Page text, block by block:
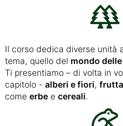
Il corso dedica diverse unità
tema, quello del mondo
Ti presentiamo – di volta in
capitolo - alberi e fiori,
come erbe e cereali.